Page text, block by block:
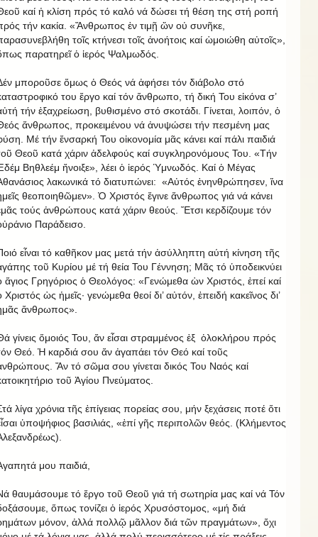
καί ἡ κλίση πρός τό καλό νά δώσει τή θέση της στή ροπή
τήν κακία. «Ἄνθρωπος ἐν τιμῇ ὤν οὐ συνῆκε,
τοῖς κτήνεσι τοῖς ἀνοήτοις καί ὡμοιώθη αὐτοῖς»,
παρατηρεῖ ὁ ἱερός Ψαλμωδός.
μποροῦσε ὅμως ὁ Θεός νά ἀφήσει τόν διάβολο στό
του ἔργο καί τόν ἄνθρωπο, τή δική Του εἰκόνα σ’
τήν ἐξαχρείωση, βυθισμένο στό σκοτάδι. Γίνεται, λοιπόν, ὁ
ἄνθρωπος, προκειμένου νά ἀνυψώσει τήν πεσμένη μας
Μέ τήν ἔνσαρκή Του οἰκονομία μᾶς κάνει καί πάλι παιδιά
Θεοῦ κατά χάριν ἀδελφούς καί συγκληρονόμους Του. «Τήν
Βηθλεέμ ἤνοιξε», λέει ὁ ἱερός Ὑμνωδός. Καί ὁ Μέγας
λακωνικά τό διατυπώνει: «Αὐτός ἐνηνθρώπησεν, ἵνα
θεοποιηθῶμεν». Ὁ Χριστός ἔγινε ἄνθρωπος γιά νά κάνει
τούς ἀνθρώπους κατά χάριν θεούς. Ἔτσι κερδίζουμε τόν
Παράδεισο.
εἶναι τό καθῆκον μας μετά τήν ἀσύλληπτη αύτή κίνηση τῆς
τοῦ Κυρίου μέ τή θεία Του Γέννηση; Μᾶς τό ὑποδεικνύει
ἅγιος Γρηγόριος ὁ Θεολόγος: «Γενώμεθα ὡν Χριστός, ἐπεί καί
Χριστός ὡς ἡμεῖς· γενώμεθα θεοί δι’ αὐτόν, ἐπειδή κακεῖνος δι’
ἄνθρωπος».
γίνεις ὅμοιός Του, ἄν εἶσαι στραμμένος ἐξ ὁλοκλήρου πρός
Θεό. Ἡ καρδιά σου ἄν ἀγαπάει τόν Θεό καί τοῦς
Ἄν τό σῶμα σου γίνεται δικός Του Ναός καί
τοῦ Ἁγίου Πνεύματος.
λίγα χρόνια τῆς ἐπίγειας πορείας σου, μήν ξεχάσεις ποτέ ὅτι
ὑποψήφιος βασιλιάς, «ἐπί γῆς περιπολῶν θεός. (Κλήμεντος
μου παιδιά,
θαυμάσουμε τό ἔργο τοῦ Θεοῦ γιά τή σωτηρία μας καί νά Τόν
ὅπως τονίζει ὁ ἱερός Χρυσόστομος, «μή διά
μόνον, ἀλλά πολλῷ μᾶλλον διά τῶν πραγμάτων», ὄχι